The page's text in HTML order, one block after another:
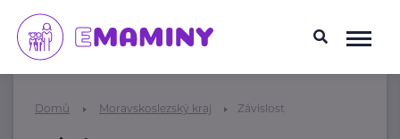
Domů Moravskoslezský kraj Závislost